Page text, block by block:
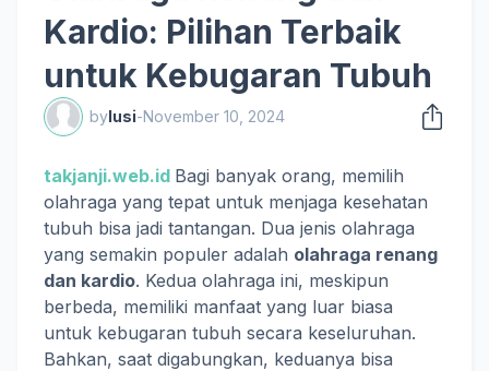
Kardio: Pilihan Terbaik
untuk Kebugaran Tubuh
bylusi-November 10, 2024
takjanji.web.id Bagi banyak orang, memilih
olahraga yang tepat untuk menjaga kesehatan
tubuh bisa jadi tantangan. Dua jenis olahraga
yang semakin populer adalah olahraga renang
dan kardio. Kedua olahraga ini, meskipun
berbeda, memiliki manfaat yang luar biasa
untuk kebugaran tubuh secara keseluruhan.
Bahkan, saat digabungkan, keduanya bisa